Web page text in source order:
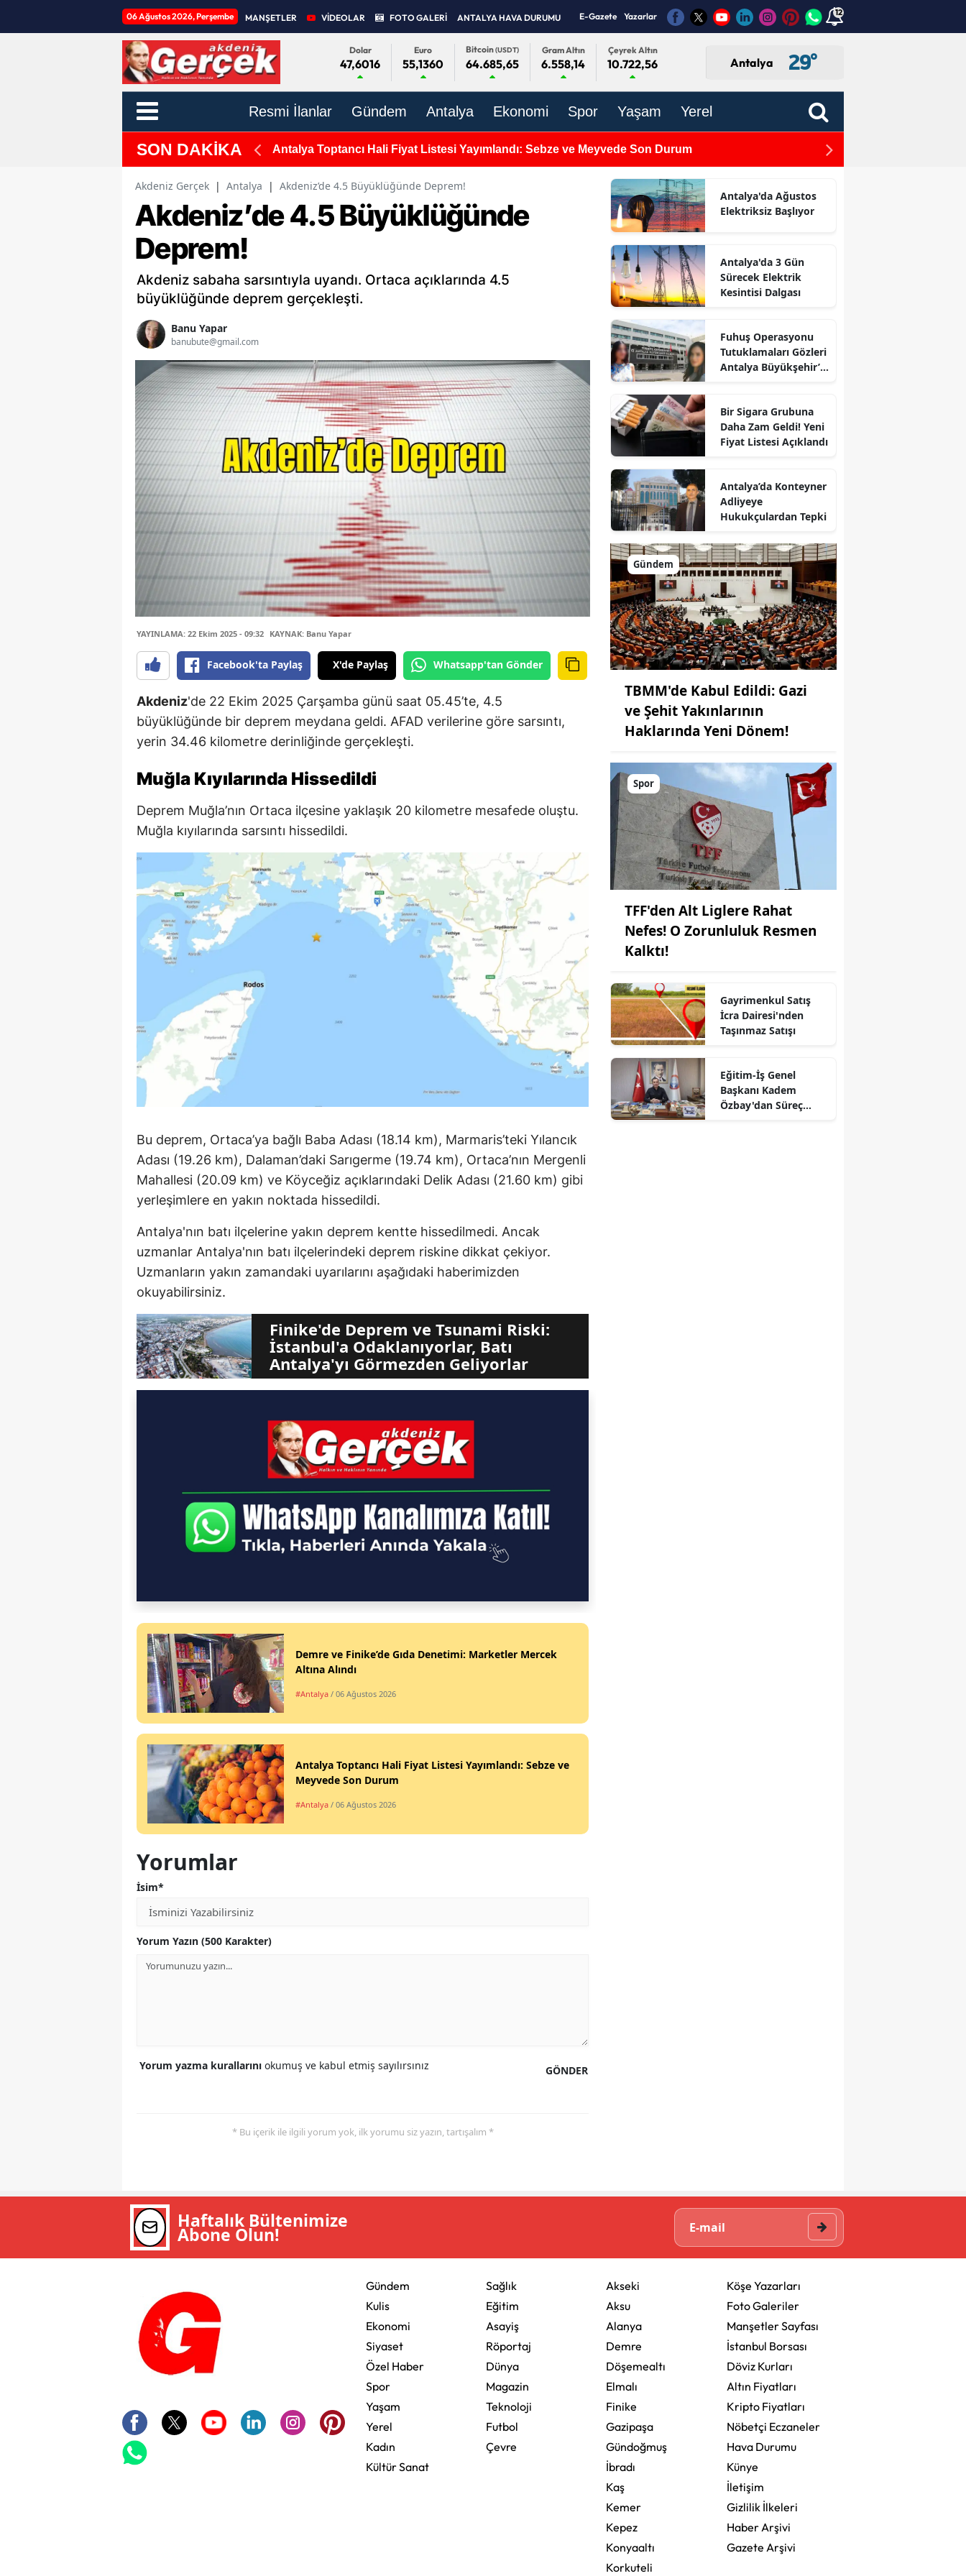
06 Ağustos 2026, Perşembe MANŞETLER VİDEOLAR FOTO GALERİ ANTALYA HAVA DURUMU E-Gazete Yazarlar 12
Dolar
47,6016
Euro
55,1360
Bitcoin(USDT)
64.685,65
Gram Altın
6.558,14
Çeyrek Altın
10.722,56 Antalya 29°
Resmi İlanlar Gündem Antalya Ekonomi Spor Yaşam Yerel
SON DAKİKA Antalya Toptancı Hali Fiyat Listesi Yayımlandı: Sebze ve Meyvede Son Durum TBMM'de Kabul Edildi:
Akdeniz Gerçek | Antalya | Akdeniz’de 4.5 Büyüklüğünde Deprem!
Akdeniz’de 4.5 Büyüklüğünde
Deprem!
Akdeniz sabaha sarsıntıyla uyandı. Ortaca açıklarında 4.5
büyüklüğünde deprem gerçekleşti.
Banu Yapar
banubute@gmail.com
YAYINLAMA: 22 Ekim 2025 - 09:32 KAYNAK: Banu Yapar
Facebook'ta Paylaş X'de Paylaş Whatsapp'tan Gönder
Akdeniz'de 22 Ekim 2025 Çarşamba günü saat 05.45’te, 4.5
büyüklüğünde bir deprem meydana geldi. AFAD verilerine göre sarsıntı,
yerin 34.46 kilometre derinliğinde gerçekleşti.
Muğla Kıyılarında Hissedildi
Deprem Muğla’nın Ortaca ilçesine yaklaşık 20 kilometre mesafede oluştu.
Muğla kıyılarında sarsıntı hissedildi.
Bu deprem, Ortaca’ya bağlı Baba Adası (18.14 km), Marmaris’teki Yılancık
Adası (19.26 km), Dalaman’daki Sarıgerme (19.74 km), Ortaca’nın Mergenli
Mahallesi (20.09 km) ve Köyceğiz açıklarındaki Delik Adası (21.60 km) gibi
yerleşimlere en yakın noktada hissedildi.
Antalya'nın batı ilçelerine yakın deprem kentte hissedilmedi. Ancak
uzmanlar Antalya'nın batı ilçelerindeki deprem riskine dikkat çekiyor.
Uzmanların yakın zamandaki uyarılarını aşağıdaki haberimizden
okuyabilirsiniz.
Finike'de Deprem ve Tsunami Riski:
İstanbul'a Odaklanıyorlar, Batı
Antalya'yı Görmezden Geliyorlar
Demre ve Finike’de Gıda Denetimi: Marketler Mercek
Altına Alındı
#Antalya / 06 Ağustos 2026
Antalya Toptancı Hali Fiyat Listesi Yayımlandı: Sebze ve
Meyvede Son Durum
#Antalya / 06 Ağustos 2026
Yorumlar
İsim*
Yorum Yazın (500 Karakter)
GÖNDER
Yorum yazma kurallarını okumuş ve kabul etmiş sayılırsınız
* Bu içerik ile ilgili yorum yok, ilk yorumu siz yazın, tartışalım *
Antalya'da Ağustos
Elektriksiz Başlıyor
Antalya'da 3 Gün
Sürecek Elektrik
Kesintisi Dalgası
Fuhuş Operasyonu
Tutuklamaları Gözleri
Antalya Büyükşehir’e
Bir Sigara Grubuna
Daha Zam Geldi! Yeni
Fiyat Listesi Açıklandı
Antalya’da Konteyner
Adliyeye
Hukukçulardan Tepki
Gündem
TBMM'de Kabul Edildi: Gazi
ve Şehit Yakınlarının
Haklarında Yeni Dönem!
Spor
TFF'den Alt Liglere Rahat
Nefes! O Zorunluluk Resmen
Kalktı!
Gayrimenkul Satış
İcra Dairesi'nden
Taşınmaz Satışı
Eğitim-İş Genel
Başkanı Kadem
Özbay'dan Süreç
Haftalık Bültenimize
Abone Olun!
Gündem
Kulis
Ekonomi
Siyaset
Özel Haber
Spor
Yaşam
Yerel
Kadın
Kültür Sanat
Sağlık
Eğitim
Asayiş
Röportaj
Dünya
Magazin
Teknoloji
Futbol
Çevre
Akseki
Aksu
Alanya
Demre
Döşemealtı
Elmalı
Finike
Gazipaşa
Gündoğmuş
İbradı
Kaş
Kemer
Kepez
Konyaaltı
Korkuteli
Köşe Yazarları
Foto Galeriler
Manşetler Sayfası
İstanbul Borsası
Döviz Kurları
Altın Fiyatları
Kripto Fiyatları
Nöbetçi Eczaneler
Hava Durumu
Künye
İletişim
Gizlilik İlkeleri
Haber Arşivi
Gazete Arşivi